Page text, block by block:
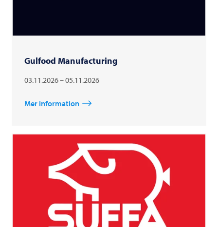
Gulfood Manufacturing
03.11.2026 – 05.11.2026
Mer information